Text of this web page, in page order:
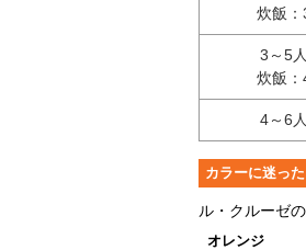
炊飯：
3～5
炊飯：
4～6
カラーに迷っ
ル・クルーゼ
オレンジ